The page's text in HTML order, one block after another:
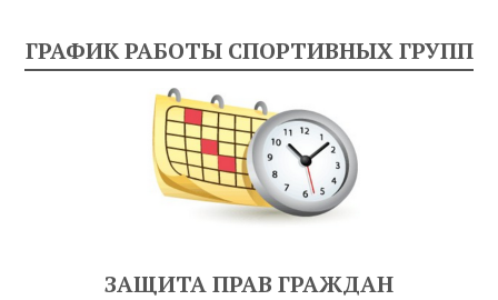
ГРАФИК РАБОТЫ СПОРТИВНЫХ ГРУПП
ЗАЩИТА ПРАВ ГРАЖДАН